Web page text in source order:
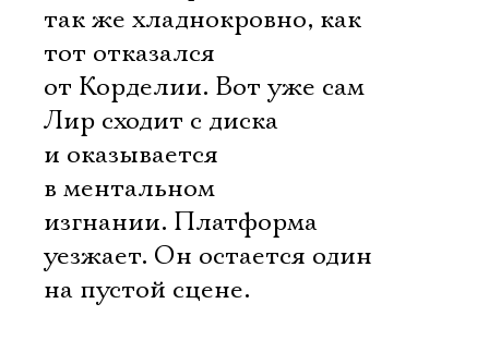
так же хладнокровно, как
тот отказался
от Корделии. Вот уже сам
Лир сходит с диска
и оказывается
в ментальном
изгнании. Платформа
уезжает. Он остается один
на пустой сцене.